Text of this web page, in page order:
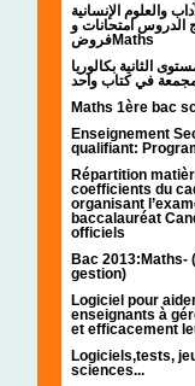
والعلوم الإنسانية
الدروس امتحانات و
فروضMaths
الثانية بكالوريا
مجمعة في كتاب واحد
Maths 1ère bac
Enseignement
qualifiant:
Répartition
coefficients du
organisant
baccalauréat
officiels
Bac 2013:Maths-
gestion)
Logiciel pour
enseignants à
et efficacement
Logiciels,tests,
sciences...